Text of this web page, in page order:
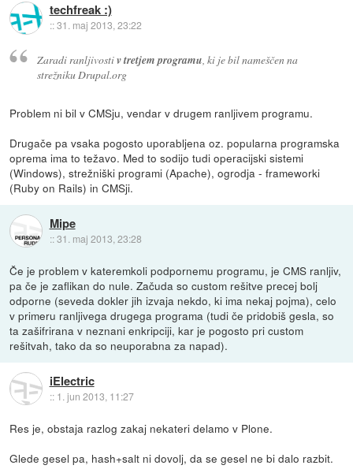
techfreak :)
::31. maj 2013, 23:22
Zaradi ranljivostiv tretjem programu , ki je bil nameščen na
strežniku Drupal.org
Problem ni bil v CMSju, vendar v drugem ranljivem programu.
Drugače pa vsaka pogosto uporabljena oz. popularna programska
oprema ima to težavo. Med to sodijo tudi operacijski sistemi
(Windows), strežniški programi (Apache), ogrodja - frameworki
(Ruby on Rails) in CMSji.
Mipe
::31. maj 2013, 23:28
Če je problem v kateremkoli podpornemu programu, je CMS ranljiv,
pa če je zaflikan do nule. Začuda so custom rešitve precej bolj
odporne (seveda dokler jih izvaja nekdo, ki ima nekaj pojma), celo
v primeru ranljivega drugega programa (tudi če pridobiš gesla, so
ta zašifrirana v neznani enkripciji, kar je pogosto pri custom
rešitvah, tako da so neuporabna za napad).
iElectric
:: 1. jun 2013, 11:27
Res je, obstaja razlog zakaj nekateri delamo v Plone.
Glede gesel pa, hash+salt ni dovolj, da se gesel ne bi dalo razbit.